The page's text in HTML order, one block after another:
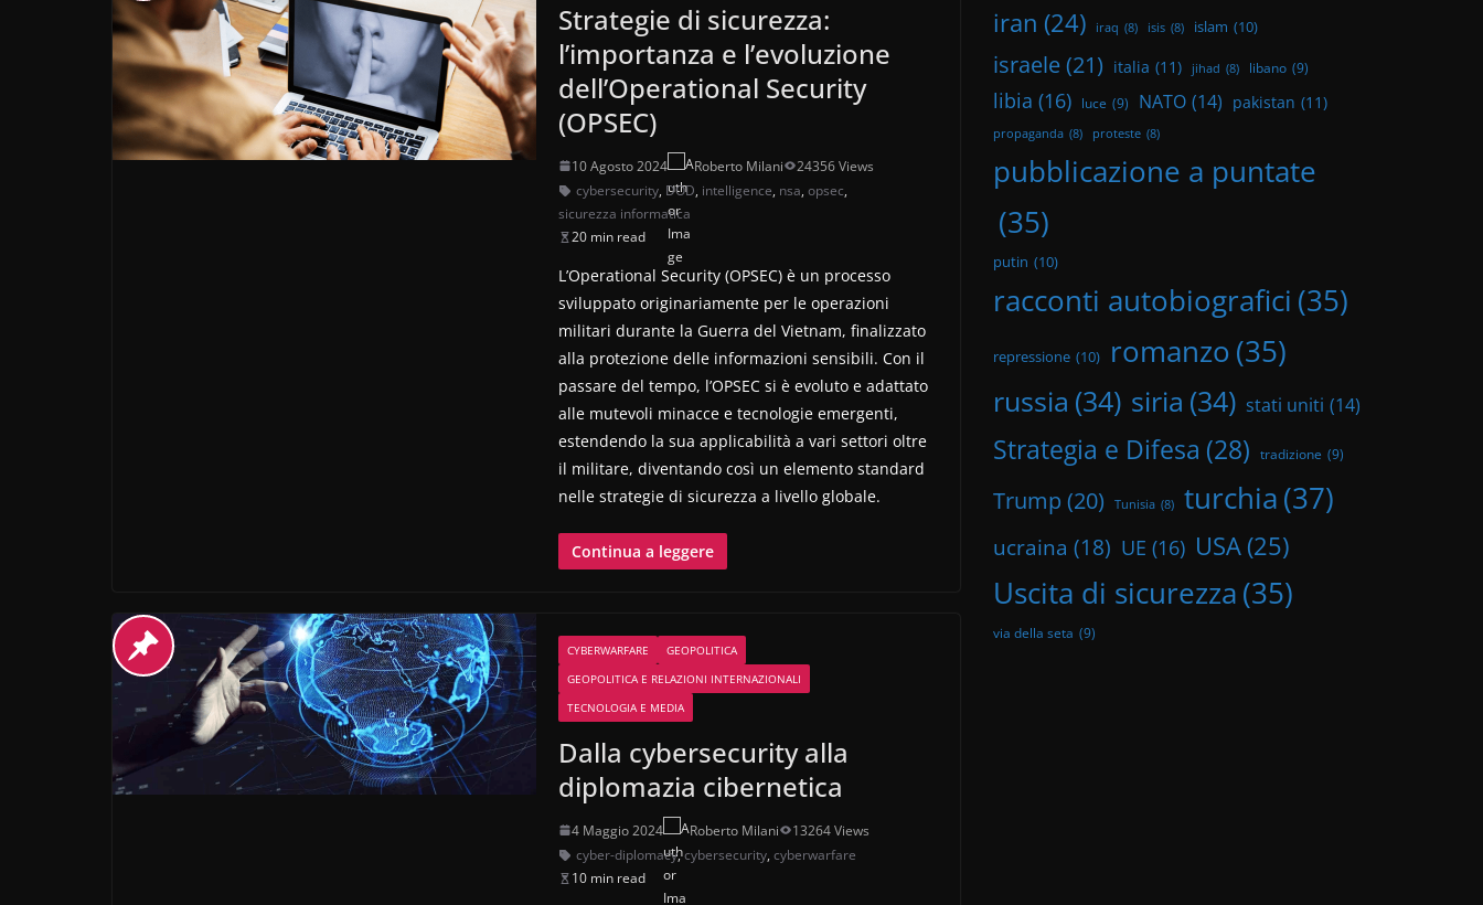
Strategie di sicurezza:
l’importanza e l’evoluzione
dell’Operational Security
(OPSEC)
10 Agosto 2024 Roberto Milani
24356 Views
cybersecurity, DOD, intelligence, nsa, opsec,
sicurezza informatica
20 min read
L’Operational Security (OPSEC) è un processo
sviluppato originariamente per le operazioni
militari durante la Guerra del Vietnam, finalizzato
alla protezione delle informazioni sensibili. Con il
passare del tempo, l’OPSEC si è evoluto e adattato
alle mutevoli minacce e tecnologie emergenti,
estendendo la sua applicabilità a vari settori oltre
il militare, diventando così un elemento standard
nelle strategie di sicurezza a livello globale.
Continua a leggere
CYBERWARFARE
GEOPOLITICA
GEOPOLITICA E RELAZIONI INTERNAZIONALI
TECNOLOGIA E MEDIA
Dalla cybersecurity alla
diplomazia cibernetica
4 Maggio 2024 Roberto Milani
13264 Views
cyber-diplomacy,cybersecurity, cyberwarfare
10 min read
iran (24) iraq (8) isis (8) islam (10)
israele(21) italia (11) jihad (8) libano (9)
libia (16) luce (9) NATO (14) pakistan (11)
propaganda (8) proteste (8)
pubblicazione a puntate
(35)
putin (10)
racconti autobiografici (35)
repressione (10) romanzo(35)
russia (34) siria (34) stati uniti (14)
Strategia e Difesa (28) tradizione (9)
Trump (20) Tunisia (8) turchia(37)
ucraina (18) UE (16) USA (25)
Uscita di sicurezza(35)
via della seta (9)